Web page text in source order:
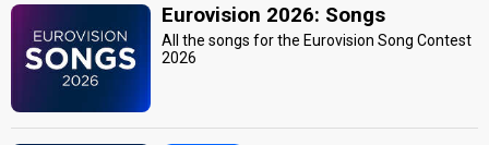
Eurovision 2026: Songs
All the songs for the Eurovision Song Contest
2026